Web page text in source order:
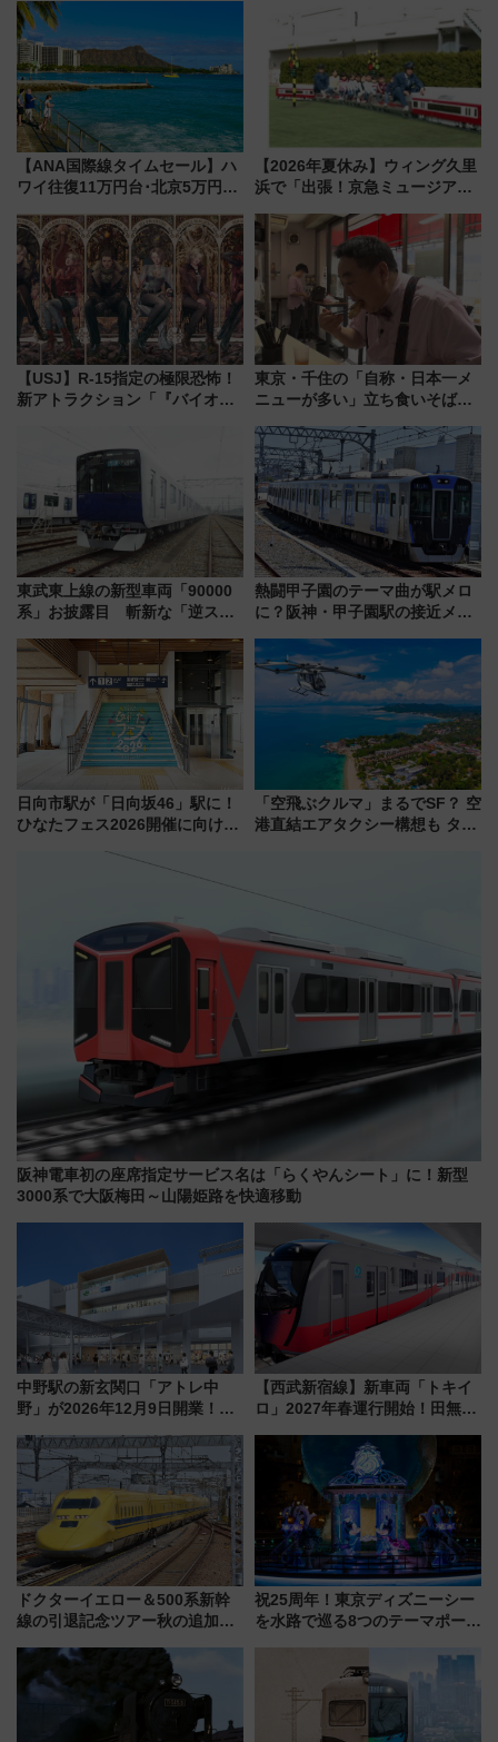
【ANA国際線タイムセール】ハ
ワイ往復11万円台･北京5万円台
来春のGW旅行まで狙える激ア
ツ路線まとめ（8/10まで）
【2026年夏休み】ウィング久里
浜で「出張！京急ミュージア
ラリーや子ども制服撮影も
【USJ】R-15指定の極限恐怖！
新アトラクション「『バイオハ
怖に泣き叫べ―
東京・千住の「自称・日本一メ
ニューが多い」立ち食いそば屋
地のふらっと立ち食いそば』
7/27夜10時～放送
東武東上線の新型車両「90000
系」お披露目 斬新な「逆スラ
放的な車内空間に注目、デビュ
ーは9月
熱闘甲子園のテーマ曲が駅メロ
に？阪神・甲子園駅の接近メロ
谷実アレンジの特別仕様へ、8月
5日始発から
日向市駅が「日向坂46」駅に！
ひなたフェス2026開催に向けJR
全力応援 夜行列車「ドリーム
「空飛ぶクルマ」まるでSF？ 空
港直結エアタクシー構想も タイ
阪神電車初の座席指定サービス名は「らくやんシート」に！新型
3000系で大阪梅田～山陽姫路を快適移動
中野駅の新玄関口「アトレ中
野」が2026年12月9日開業！新
注目スポット
【西武新宿線】新車両「トキイ
ロ」2027年春運行開始！田無・
「第2弾」も
ドクターイエロー＆500系新幹
線の引退記念ツアー秋の追加企
ホテル情報まとめ
祝25周年！東京ディズニーシー
を水路で巡る8つのテーマポート